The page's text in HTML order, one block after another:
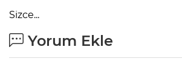
Sizce...
Yorum Ekle